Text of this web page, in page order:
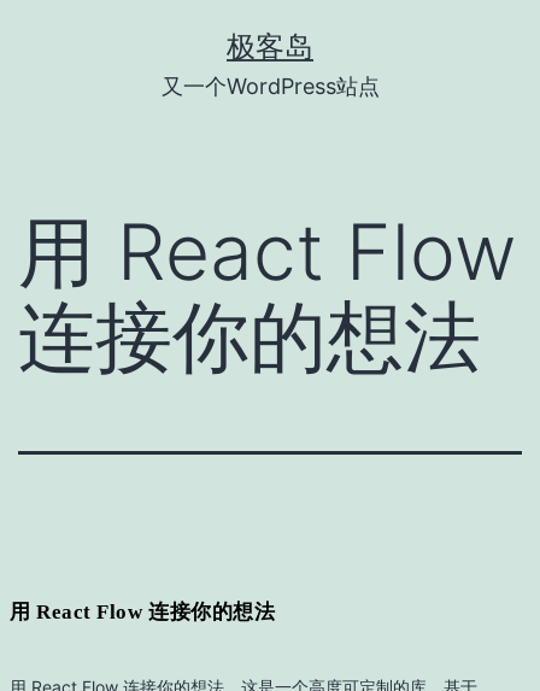
极客岛
又一个WordPress站点
用 React Flow
连接你的想法
用 React Flow 连接你的想法